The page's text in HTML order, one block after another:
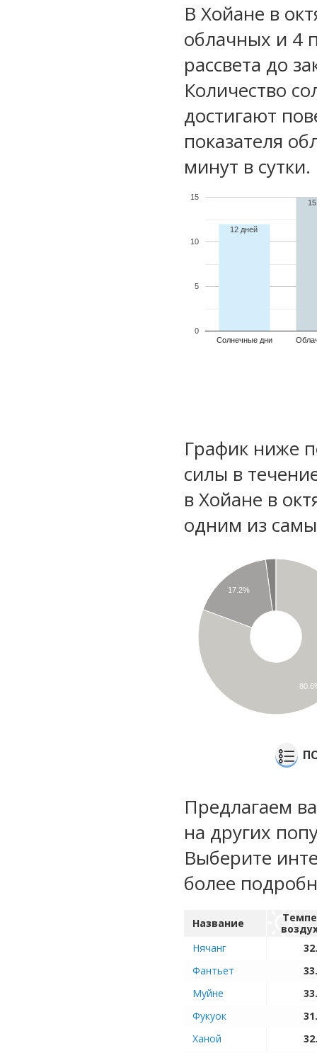
В Хойане в
облачных и 4
рассвета до
Количество
достигают
показателя
минут в сутки.
Солнечные дни
0
5
10
15
12 дней
График ниже
силы в
в Хойане в
одним из
17.2%
Предлагаем
на других
Выберите
более
Название
Нячанг
Фантьет
Муйне
Фукуок
Ханой